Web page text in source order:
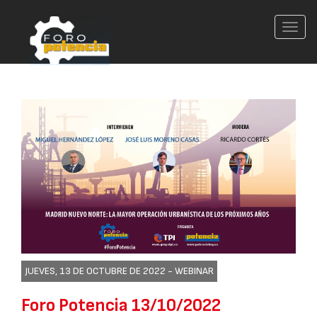
JUEVES, 13 DE OCTUBRE DE 2022 - WEBINAR
Foro Potencia 13/10/2022